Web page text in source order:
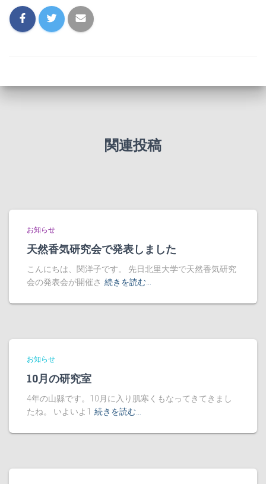
関連投稿
お知らせ
天然香気研究会で発表しました
こんにちは、関洋子です。 先日北里大学で天然香気研究
会の発表会が開催さ 続きを読む…
お知らせ
10月の研究室
4年の山縣です。10月に入り肌寒くもなってきてきまし
たね。 いよいよ1 続きを読む…